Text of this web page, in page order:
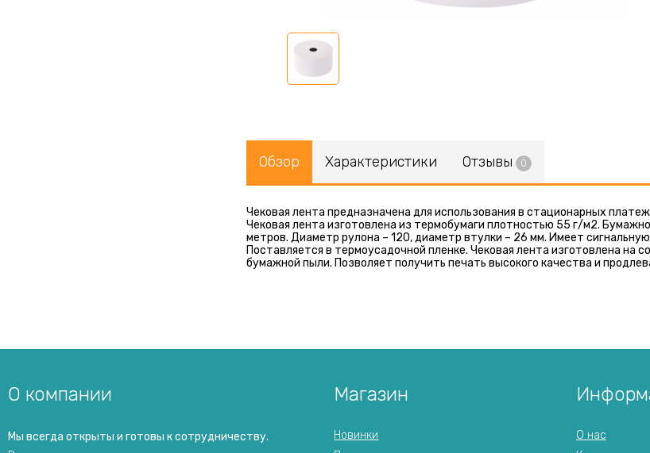
Обзор Характеристики Отзывы 0
Чековая лента предназначена для использования в стационарных
Чековая лента изготовлена из термобумаги плотностью 55 г/м2.
метров. Диаметр рулона – 120, диаметр втулки – 26 мм. Имеет
Поставляется в термоусадочной пленке. Чековая лента изготовлена
бумажной пыли. Позволяет получить печать высокого качества и
О компании
Мы всегда открыты и готовы к сотрудничеству.
Магазин
Новинки
О нас